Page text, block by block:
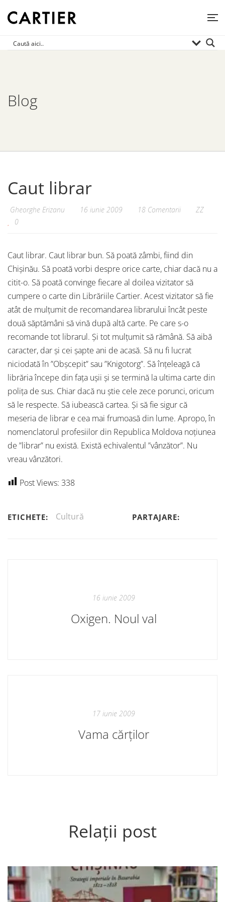
Blog
Caut librar
Gheorghe Erizanu 16 iunie 2009 18 Comentarii
ZZ
0
Caut librar. Caut librar bun. Să poată zâmbi, fiind din
Chișinău. Să poată vorbi despre orice carte, chiar dacă nu a
citit-o. Să poată convinge fiecare al doilea vizitator să
cumpere o carte din Librăriile Cartier. Acest vizitator să fie
atât de mulțumit de recomandarea librarului încât peste
două săptămâni să vină după altă carte. Pe care s-o
recomande tot librarul. Și tot mulțumit să rămână. Să aibă
caracter, dar și cei șapte ani de acasă. Să nu fi lucrat
niciodată în ”Obșcepit” sau ”Knigotorg”. Să înțeleagă că
librăria începe din fața ușii și se termină la ultima carte din
polița de sus. Chiar dacă nu știe cele zece porunci, oricum
să le respecte. Să iubească cartea. Și să fie sigur că
meseria de librar e cea mai frumoasă din lume. Apropo, în
nomenclatorul profesiilor din Republica Moldova noțiunea
de ”librar” nu există. Există echivalentul ”vânzător”. Nu
vreau vânzători.
Post Views: 338
ETICHETE: Cultură PARTAJARE:
16 iunie 2009
Oxigen. Noul val
17 iunie 2009
Vama cărților
Relații post